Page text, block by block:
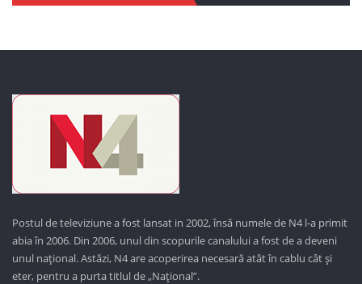
Postul de televiziune a fost lansat in 2002, însă numele de N4 l-a primit
abia în 2006. Din 2006, unul din scopurile canalului a fost de a deveni
unul național. Astăzi, N4 are acoperirea necesară atât în cablu cât și
eter, pentru a purta titlul de „Național”.